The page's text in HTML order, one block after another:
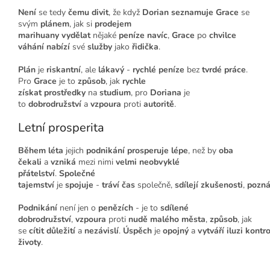
Není se tedy čemu divit, že když Dorian seznamuje Grace se
svým plánem, jak si prodejem
marihuany vydělat nějaké peníze navíc, Grace po chvilce
váhání nabízí své služby jako řidička.
Plán je riskantní, ale lákavý - rychlé peníze bez tvrdé práce.
Pro Grace je to způsob, jak rychle
získat prostředky na studium, pro Doriana je
to dobrodružství a vzpoura proti autoritě.
Letní prosperita
Během léta jejich podnikání prosperuje lépe, než by oba
čekali a vzniká mezi nimi velmi neobvyklé
přátelství. Společné
tajemství je spojuje - tráví čas společně, sdílejí zkušenosti,
Podnikání není jen o penězích - je to sdílené
dobrodružství, vzpoura proti nudě malého města, způsob, jak
se cítit důležití a nezávislí. Úspěch je opojný a vytváří iluzi
životy.